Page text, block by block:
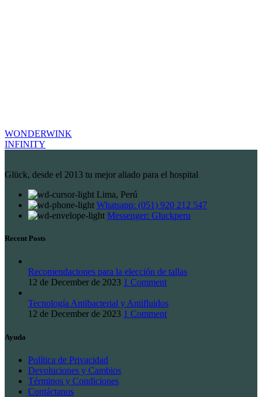
WONDERWINK
INFINITY
Glück, desde el 2013 tu mejor aliado para el hospital
Lima, Perú
Whatsapp: (051) 920 212 547
Messenger: Gluckperu
Recent Posts
Recomendaciones para la elección de tallas
12 de December de 2023 1 Comment
Tecnología Antibacterial y Antifluidos
12 de December de 2023 1 Comment
Ayuda
Política de Privacidad
Devoluciones y Cambios
Términos y Condiciones
Contáctanos